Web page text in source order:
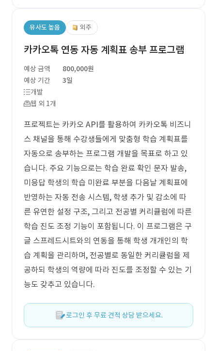
유사도 높음 외주
카카오톡 연동 자동 계획표 송부 프로그램
예상 금액
800,000원
예상 기간
3일
개발
웹 외 1개
프로젝트는 카카오 API를 활용하여 카카오톡 비즈니
스 채널을 통해 수강생들에게 맞춤형 학습 계획표를
자동으로 송부하는 프로그램 개발을 목표로 하고 있
습니다. 주요 기능으로는 학습 완료 확인 문자 발송,
미응답 학생의 학습 미완료 부분을 다음날 계획표에
반영하는 자동 전송 시스템, 학생 추가 및 감소에 따
른 유연한 설정 구조, 그리고 전공별 커리큘럼에 따른
학습 진도 조정 기능이 포함됩니다. 이 프로그램은 구
글 스프레드시트와의 연동을 통해 학생 개개인의 학
습 계획을 관리하며, 전공별로 동일한 커리큘럼을 제
공하되 학생의 역량에 따라 진도를 조정할 수 있는 기
능도 갖추고 있습니다.
로그인 후 무료 견적 상담 받으세요.